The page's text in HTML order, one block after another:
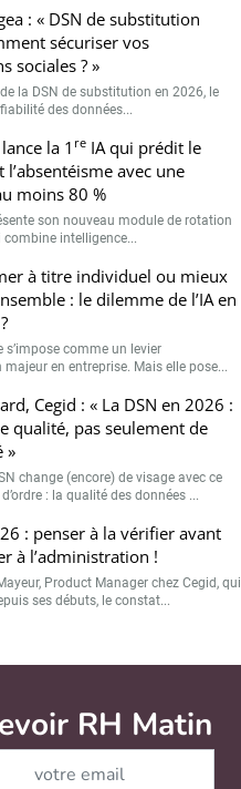
: « DSN de substitution
sécuriser vos
sociales ? »
de la DSN de substitution en 2026, le
des données...
la 1 reIA qui prédit le
avec une
moins 80 %
son nouveau module de rotation
combine intelligence...
à titre individuel ou mieux
: le dilemme de l’IA en
s’impose comme un levier
majeur en entreprise. Mais elle pose...
Cegid : « La DSN en 2026 :
qualité, pas seulement de
»
change (encore) de visage avec ce
: la qualité des données ...
: penser à la vérifier avant
à l’administration !
Product Manager chez Cegid, qui
ses débuts, le constat...
RH Matin